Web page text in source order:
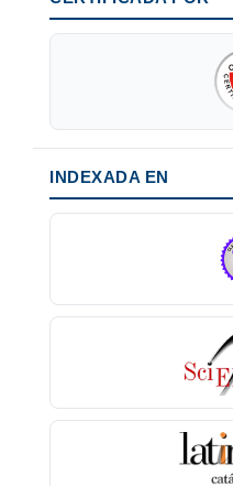
INDEXADA EN